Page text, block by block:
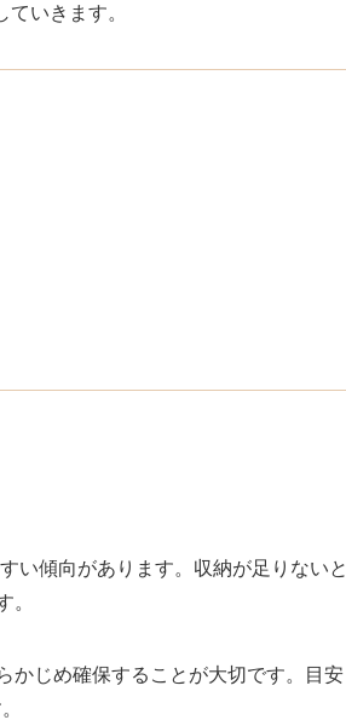
いきます。
い傾向があります。収納が足りないと
。
かじめ確保することが大切です。目安